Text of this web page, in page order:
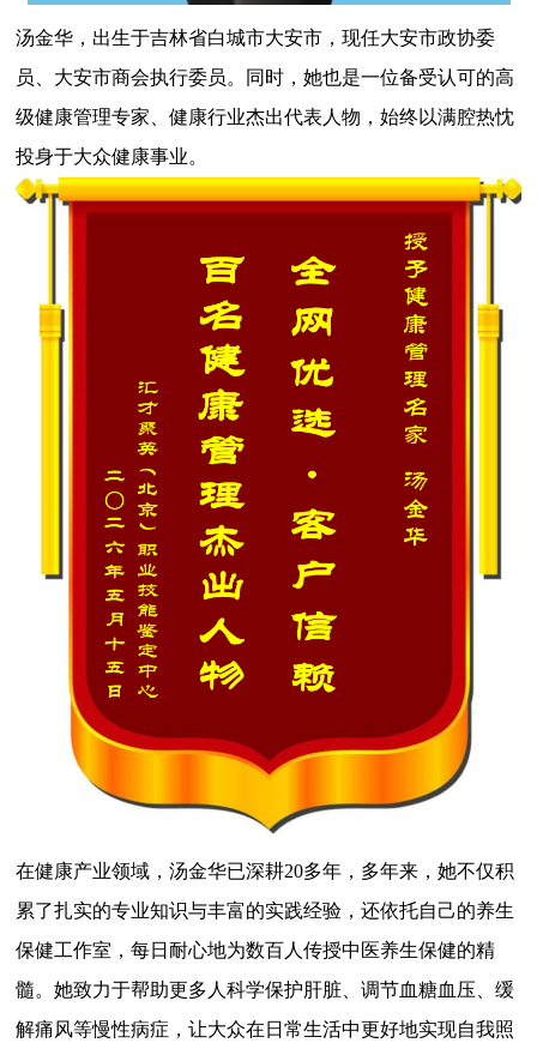
汤金华，出生于吉林省白城市大安市，现任大安市政协委
员、大安市商会执行委员。同时，她也是一位备受认可的高
级健康管理专家、健康行业杰出代表人物，始终以满腔热忱
投身于大众健康事业。
在健康产业领域，汤金华已深耕20多年，多年来，她不仅积
累了扎实的专业知识与丰富的实践经验，还依托自己的养生
保健工作室，每日耐心地为数百人传授中医养生保健的精
髓。她致力于帮助更多人科学保护肝脏、调节血糖血压、缓
解痛风等慢性病症，让大众在日常生活中更好地实现自我照